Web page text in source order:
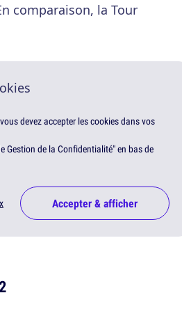
comparaison, la Tour
devez accepter les cookies dans vos
Gestion de la Confidentialité" en bas de
Accepter & afficher